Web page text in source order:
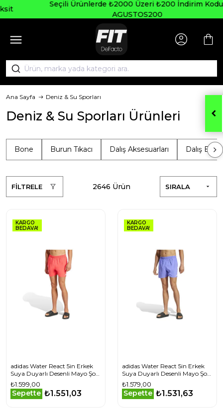
Seçili Ürünlerde ₺2000 Üzeri ₺200 İndirim Kodu:
AGUSTOS200
Ana Sayfa Deniz & Su Sporları
Deniz & Su Sporları Ürünleri
Bone Burun Tıkacı Dalış Aksesuarları Dalış
FİLTRELE SIRALA
2646 Ürün
KARGO
BEDAVA!
adidas Water React 5in Erkek
Suya Duyarlı Desenli Mayo Şort
JD6842 Kırmızı
₺1.599,00
Sepette ₺1.551,03
KARGO
BEDAVA!
adidas Water React 5in Erkek
Suya Duyarlı Desenli Mayo Şort
JE6093 Mavi
₺1.579,00
Sepette ₺1.531,63